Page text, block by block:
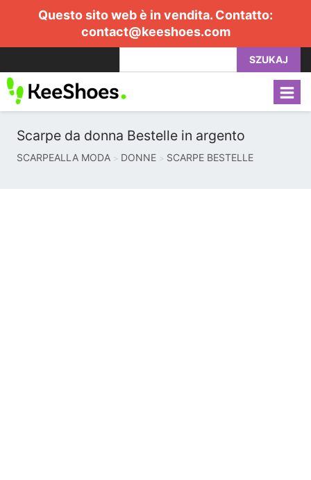
Questo sito web è in vendita. Contatto:
contact@keeshoes.com
SZUKAJ
Scarpe da donna Bestelle in argento
SCARPEALLA MODA DONNE SCARPE BESTELLE